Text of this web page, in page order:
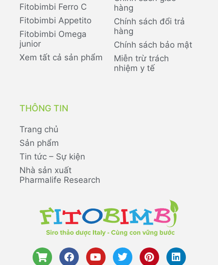
Fitobimbi Ferro C
Fitobimbi Appetito
Fitobimbi Omega
junior
Xem tất cả sản phẩm
hàng
Chính sách đổi trả
hàng
Chính sách bảo mật
Miễn trừ trách
nhiệm y tế
THÔNG TIN
Trang chủ
Sản phẩm
Tin tức – Sự kiện
Nhà sản xuất
Pharmalife Research